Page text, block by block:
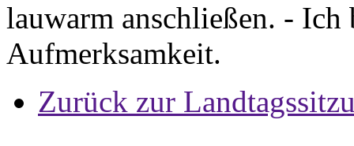
lauwarm anschließen. -
Aufmerksamkeit.
Zurück zur